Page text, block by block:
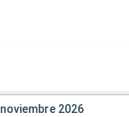
noviembre 2026